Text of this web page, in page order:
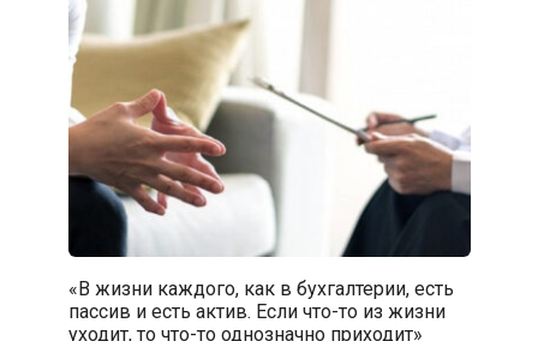
«В жизни каждого, как в бухгалтерии, есть
пассив и есть актив. Если что-то из жизни
уходит, то что-то однозначно приходит»